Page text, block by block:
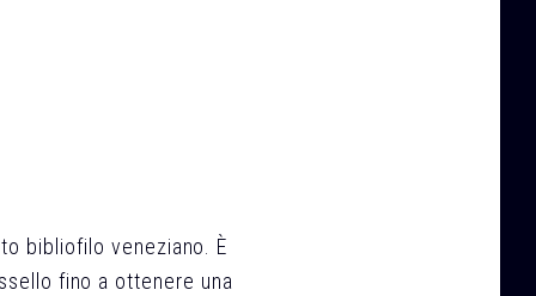
bibliofilo veneziano. È
fino a ottenere una